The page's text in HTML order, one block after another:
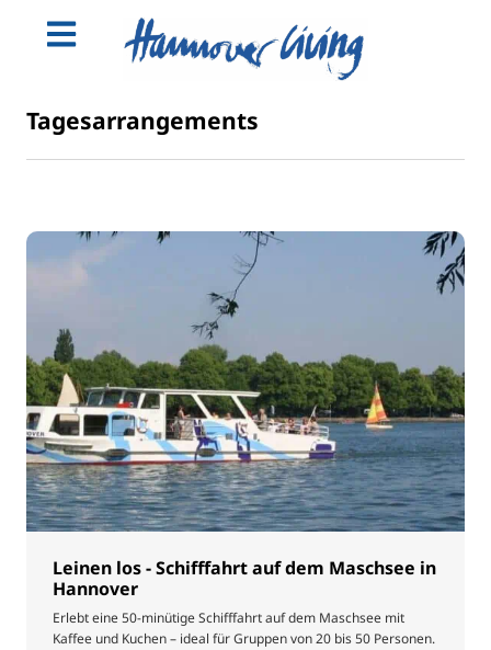
Tagesarrangements
Leinen los - Schifffahrt auf dem Maschsee in
Hannover
Erlebt eine 50-minütige Schifffahrt auf dem Maschsee mit
Kaffee und Kuchen – ideal für Gruppen von 20 bis 50 Personen.